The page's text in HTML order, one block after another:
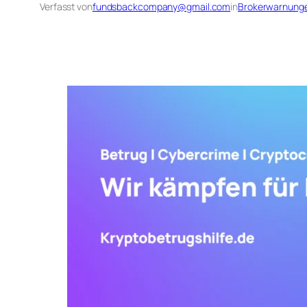
Verfasst vonfundsbackcompany@gmail.comin